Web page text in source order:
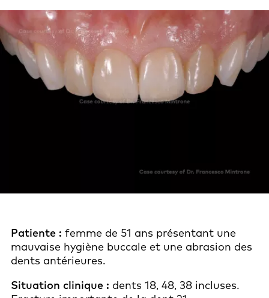
Patiente : femme de 51 ans présentant une
mauvaise hygiène buccale et une abrasion des
dents antérieures.
Situation clinique : dents 18, 48, 38 incluses.